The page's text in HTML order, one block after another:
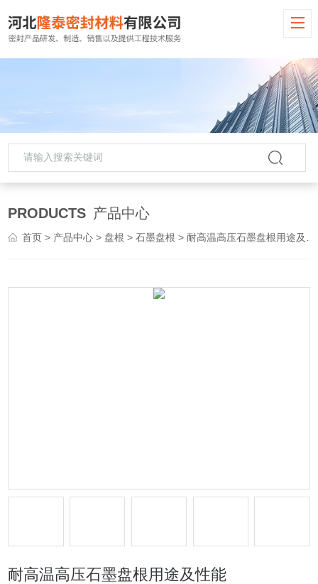
PRODUCTS 产品中心
首页 > 产品中心 > 盘根 >石墨盘根 > 耐高温高压石墨盘根用途及性能
耐高温高压石墨盘根用途及性能